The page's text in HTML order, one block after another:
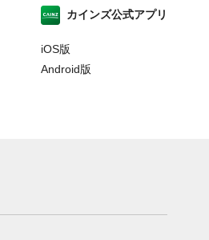
カインズ公式アプリ
iOS版
Android版